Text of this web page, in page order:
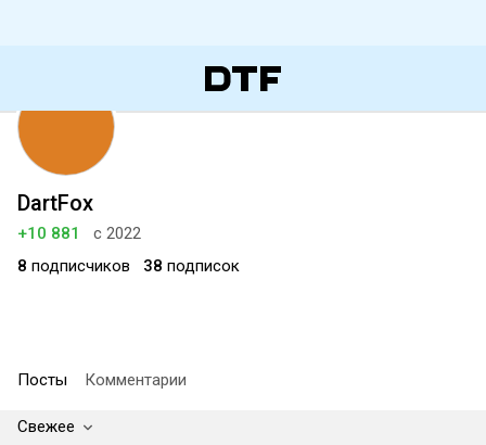
DartFox
+10 881
с 2022
8 подписчиков 38 подписок
Посты Комментарии
Свежее